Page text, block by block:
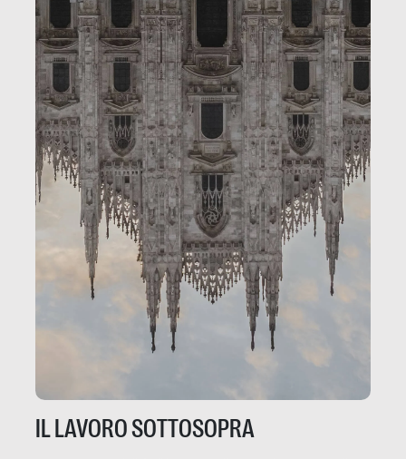
IL LAVORO SOTTOSOPRA